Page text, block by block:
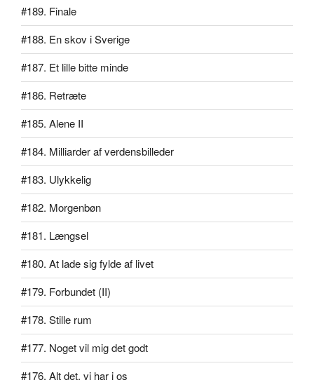
#189. Finale
#188. En skov i Sverige
#187. Et lille bitte minde
#186. Retræte
#185. Alene II
#184. Milliarder af verdensbilleder
#183. Ulykkelig
#182. Morgenbøn
#181. Længsel
#180. At lade sig fylde af livet
#179. Forbundet (II)
#178. Stille rum
#177. Noget vil mig det godt
#176. Alt det, vi har i os